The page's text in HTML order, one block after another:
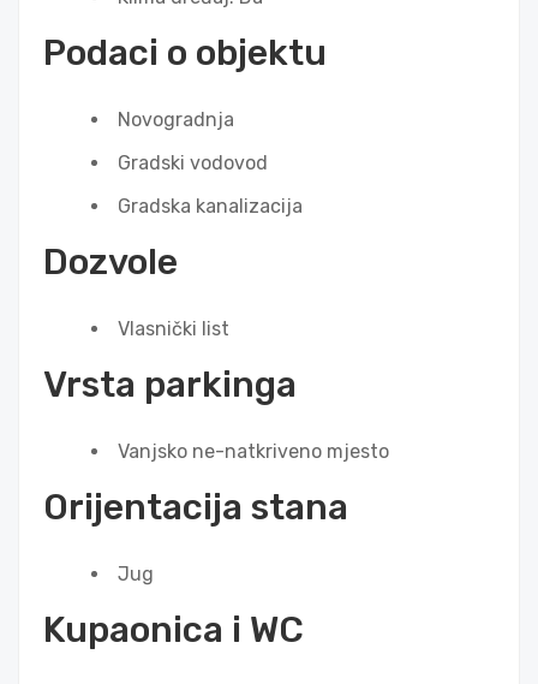
Podaci o objektu
Novogradnja
Gradski vodovod
Gradska kanalizacija
Dozvole
Vlasnički list
Vrsta parkinga
Vanjsko ne-natkriveno mjesto
Orijentacija stana
Jug
Kupaonica i WC